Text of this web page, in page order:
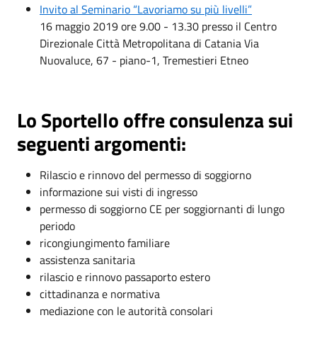
Invito al Seminario “Lavoriamo su più livelli”
16 maggio 2019 ore 9.00 - 13.30 presso il Centro
Direzionale Città Metropolitana di Catania Via
Nuovaluce, 67 - piano-1, Tremestieri Etneo
Lo Sportello offre consulenza sui
seguenti argomenti:
Rilascio e rinnovo del permesso di soggiorno
informazione sui visti di ingresso
permesso di soggiorno CE per soggiornanti di lungo
periodo
ricongiungimento familiare
assistenza sanitaria
rilascio e rinnovo passaporto estero
cittadinanza e normativa
mediazione con le autorità consolari